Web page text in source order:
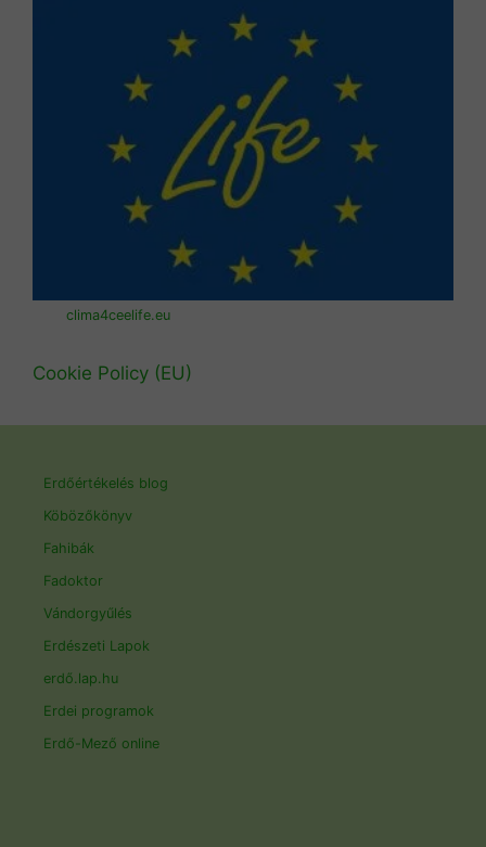
clima4ceelife.eu
Cookie Policy (EU)
Erdőértékelés blog
Köbözőkönyv
Fahibák
Fadoktor
Vándorgyűlés
Erdészeti Lapok
erdő.lap.hu
Erdei programok
Erdő-Mező online